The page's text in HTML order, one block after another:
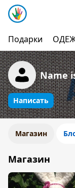
Подарки
Name
Написать
Магазин
Магазин